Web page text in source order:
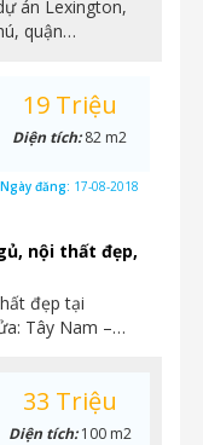
án Lexington,
quận…
nội thất đẹp,
đẹp tại
Tây Nam –…
19 Triệu
Diện tích:82 m2
Ngày đăng: 17-08-2018
33 Triệu
Diện tích:100 m2